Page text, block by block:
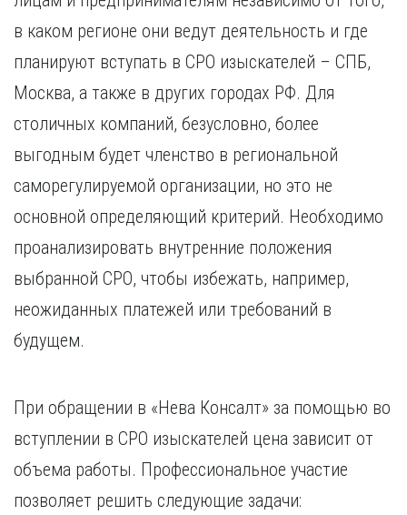
в каком регионе они ведут деятельность и где
планируют вступать в СРО изыскателей – СПБ,
Москва, а также в других городах РФ. Для
столичных компаний, безусловно, более
выгодным будет членство в региональной
саморегулируемой организации, но это не
основной определяющий критерий. Необходимо
проанализировать внутренние положения
выбранной СРО, чтобы избежать, например,
неожиданных платежей или требований в
будущем.
При обращении в «Нева Консалт» за помощью во
вступлении в СРО изыскателей цена зависит от
объема работы. Профессиональное участие
позволяет решить следующие задачи: